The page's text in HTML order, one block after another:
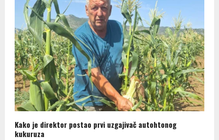
Kako je direktor postao prvi uzgajivač autohtonog
kukuruza